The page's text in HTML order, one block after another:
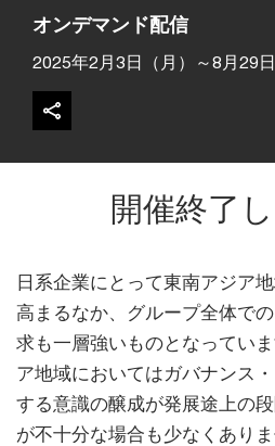
オンデマンド配信
2025年2月3日（月）～8月29
開催終了
日系企業にとって東南アジア
高まるなか、グループ全体で
求も一層強いものとなってい
ア地域においてはガバナンス
する意識の醸成が発展途上の
が不十分な場合も少なくありま